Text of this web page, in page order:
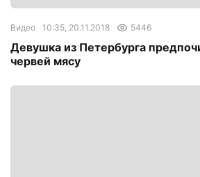
Видео 10:35, 20.11.2018 5446
Девушка из Петербурга
червей мясу